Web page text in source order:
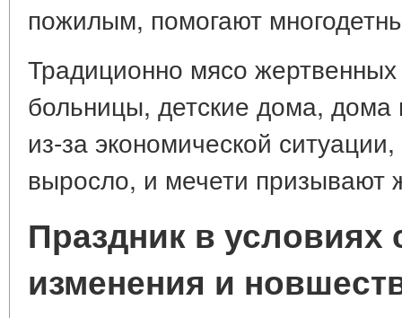
пожилым, помогают
Традиционно мясо
больницы, детские дома, дома
из-за экономической
выросло, и мечети призывают
Праздник в условиях
изменения и